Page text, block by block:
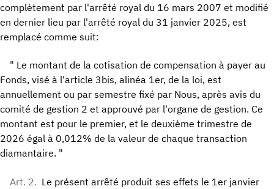
complètement par l'arrêté royal du 16 mars 2007 et modifié
en dernier lieu par l'arrêté royal du 31 janvier 2025, est
remplacé comme suit:
" Le montant de la cotisation de compensation à payer au
Fonds, visé à l'article 3bis, alinéa 1er, de la loi, est
annuellement ou par semestre fixé par Nous, après avis du
comité de gestion 2 et approuvé par l'organe de gestion. Ce
montant est pour le premier, et le deuxième trimestre de
2026 égal à 0,012% de la valeur de chaque transaction
diamantaire. "
Art. 2. Le présent arrêté produit ses effets le 1er janvier